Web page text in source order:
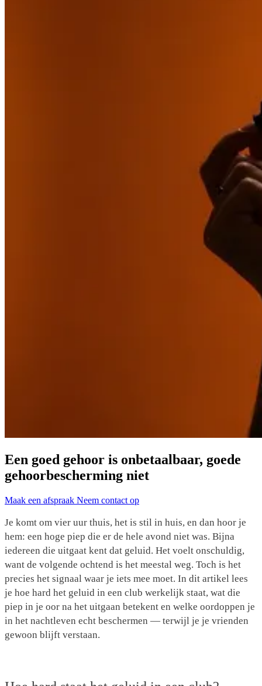
Een goed gehoor is onbetaalbaar, goede
gehoorbescherming niet
Maak een afspraak Neem contact op
Je komt om vier uur thuis, het is stil in huis, en dan hoor je
hem: een hoge piep die er de hele avond niet was. Bijna
iedereen die uitgaat kent dat geluid. Het voelt onschuldig,
want de volgende ochtend is het meestal weg. Toch is het
precies het signaal waar je iets mee moet. In dit artikel lees
je hoe hard het geluid in een club werkelijk staat, wat die
piep in je oor na het uitgaan betekent en welke oordoppen je
in het nachtleven echt beschermen — terwijl je je vrienden
gewoon blijft verstaan.